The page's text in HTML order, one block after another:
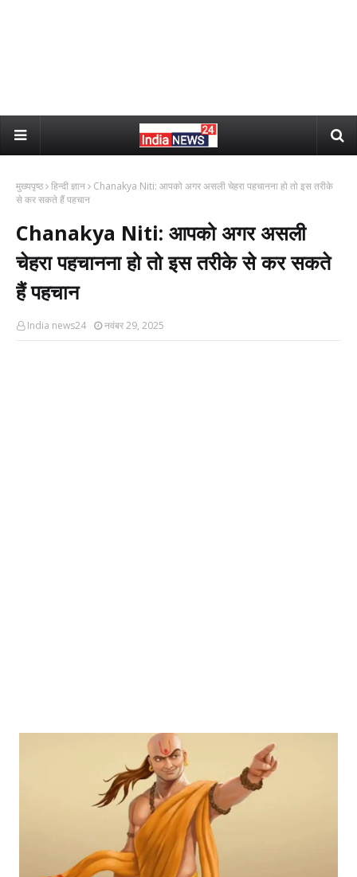
मुख्यपृष्ठ हिन्दी ज्ञान
Chanakya Niti: आपको अगर असली चेहरा पहचानना हो तो इस तरीके
से कर सकते हैं पहचान
Chanakya Niti: आपको अगर असली
चेहरा पहचानना हो तो इस तरीके से कर सकते
हैं पहचान
India news24 नवंबर 29, 2025